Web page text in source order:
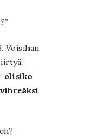
Voisihan
olisiko